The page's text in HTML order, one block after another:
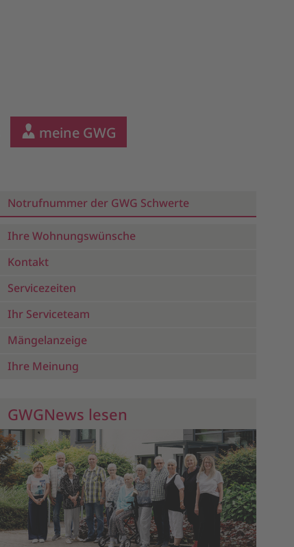
meine GWG
Notrufnummer der GWG Schwerte
Ihre Wohnungswünsche
Kontakt
Servicezeiten
Ihr Serviceteam
Mängelanzeige
Ihre Meinung
GWGNews lesen